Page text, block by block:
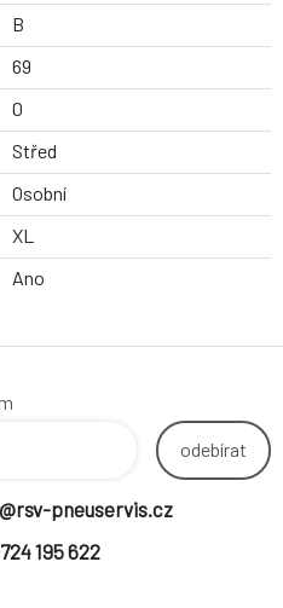
B
69
0
Střed
Osobní
XL
Ano
odebírat
pneuservis.cz
195 622